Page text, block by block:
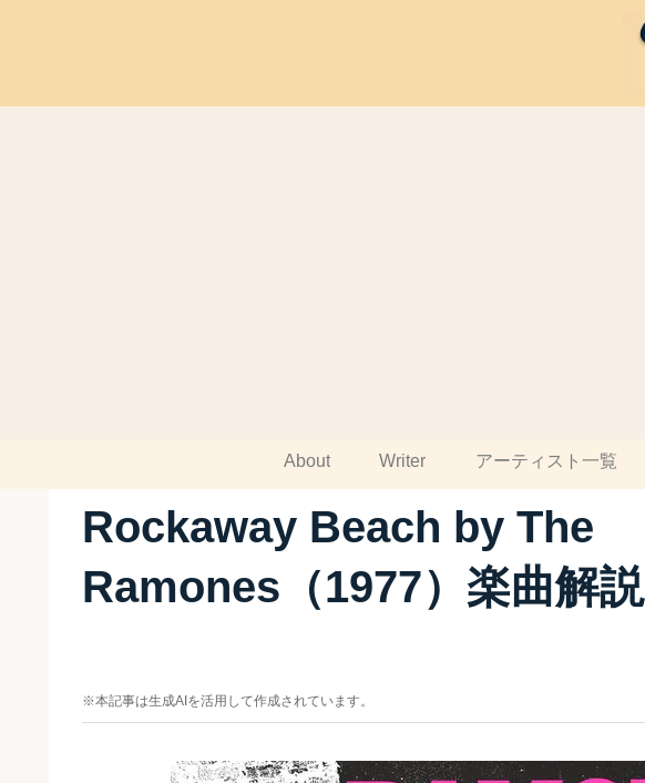
About Writer アーティスト一覧
Rockaway Beach by The
Ramones（1977）楽曲解説
※本記事は生成AIを活用して作成されています。